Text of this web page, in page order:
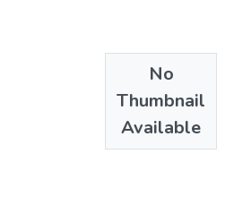
No
Thumbnail
Available